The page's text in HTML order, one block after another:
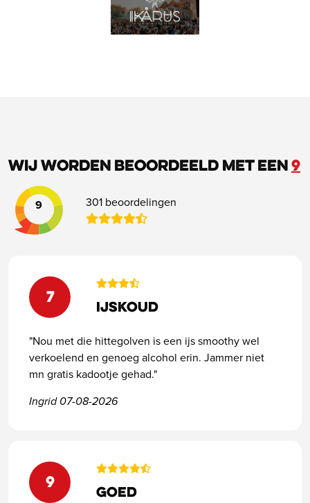
Wij worden beoordeeld met een 9
9 301 beoordelingen
7
Ijskoud
"Nou met die hittegolven is een ijs smoothy wel
verkoelend en genoeg alcohol erin. Jammer niet
mn gratis kadootje gehad."
Ingrid 07-08-2026
9
Goed